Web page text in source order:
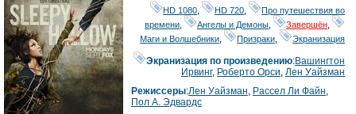
HD 1080 HD 720
Про путешествия во
времени
Ангелы и Демоны Завершён
Маги и Волшебники
Призраки Экранизация
Экранизация по произведению:Вашингтон
Ирвинг, Роберто Орси,Лен Уайзман
Режиссеры:Лен Уайзман, Рассел Ли Файн,
Пол А. Эдвардс